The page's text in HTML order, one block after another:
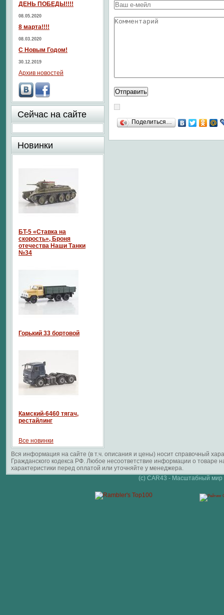
Поделиться…
ДЕНЬ ПОБЕДЫ!!!!
08.05.2020
8 марта!!!!
08.03.2020
С Новым Годом!
30.12.2019
Архив новостей
Сейчас на сайте
Новинки
БT-5 «Ставка на
скорость», Броня
отечества Наши Танки
№34
Горький 33 бортовой
Камский-6460 тягач,
рестайлинг
Все новинки
Вся информация на сайте (в т.ч. описания и цены) носит справочный
Гражданского кодекса РФ. Любое несоответствие информации о
характеристики перед оплатой или уточняйте у менеджера.
(c) CAR43 - Масштабный мир